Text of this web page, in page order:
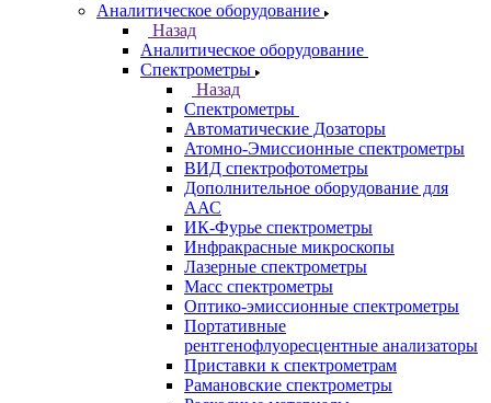
Казань
Назад
Города
Казань
Санкт-Петербург
Аналитическое оборудование
Назад
Аналитическое оборудование
Спектрометры
Назад
Спектрометры
Автоматические Дозаторы
Атомно-Эмиссионные спектрометры